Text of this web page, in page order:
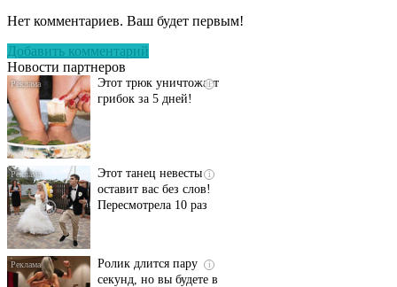
Нет комментариев. Ваш будет первым!
Добавить комментарий
Новости партнеров
исчезнет с корнем,
i
Этот трюк уничтожает
грибок за 5 дней!
i
Этот танец невесты
оставит вас без слов!
Пересмотрела 10 раз
i
Ролик длится пару
секунд, но вы будете в